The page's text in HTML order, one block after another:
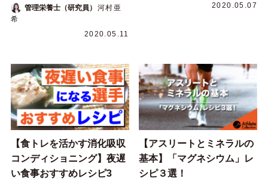
管理栄養士（研究員）
河村亜
希
2020.05.11
2020.05.07
【食トレを活かす消化吸収
コンディショニング】夜遅
い食事おすすめレシピ3
【アスリートとミネラルの
基本】「マグネシウム」レ
シピ３選！